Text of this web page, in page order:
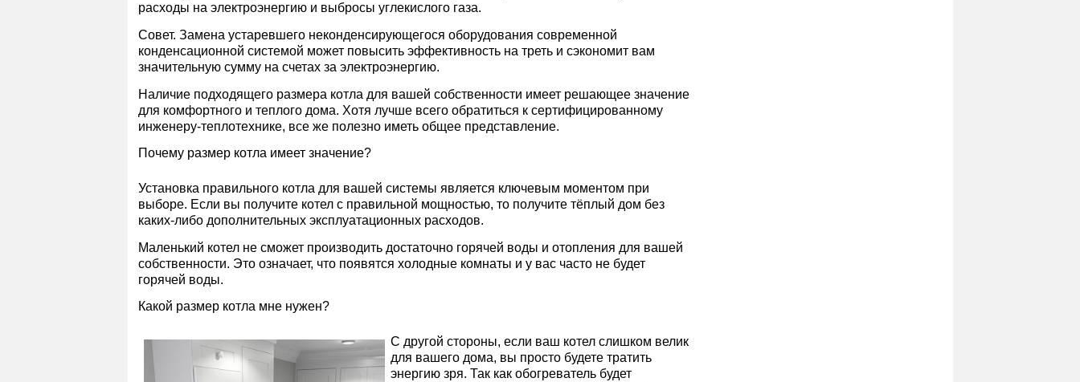
расходы на электроэнергию и выбросы углекислого газа.
Совет. Замена устаревшего неконденсирующегося оборудования современной
конденсационной системой может повысить эффективность на треть и сэкономит вам
значительную сумму на счетах за электроэнергию.
Наличие подходящего размера котла для вашей собственности имеет решающее значение
для комфортного и теплого дома. Хотя лучше всего обратиться к сертифицированному
инженеру-теплотехнике, все же полезно иметь общее представление.
Почему размер котла имеет значение?
Установка правильного котла для вашей системы является ключевым моментом при
выборе. Если вы получите котел с правильной мощностью, то получите тёплый дом без
каких-либо дополнительных эксплуатационных расходов.
Маленький котел не сможет производить достаточно горячей воды и отопления для вашей
собственности. Это означает, что появятся холодные комнаты и у вас часто не будет
горячей воды.
Какой размер котла мне нужен?
С другой стороны, если ваш котел слишком велик
для вашего дома, вы просто будете тратить
энергию зря. Так как обогреватель будет